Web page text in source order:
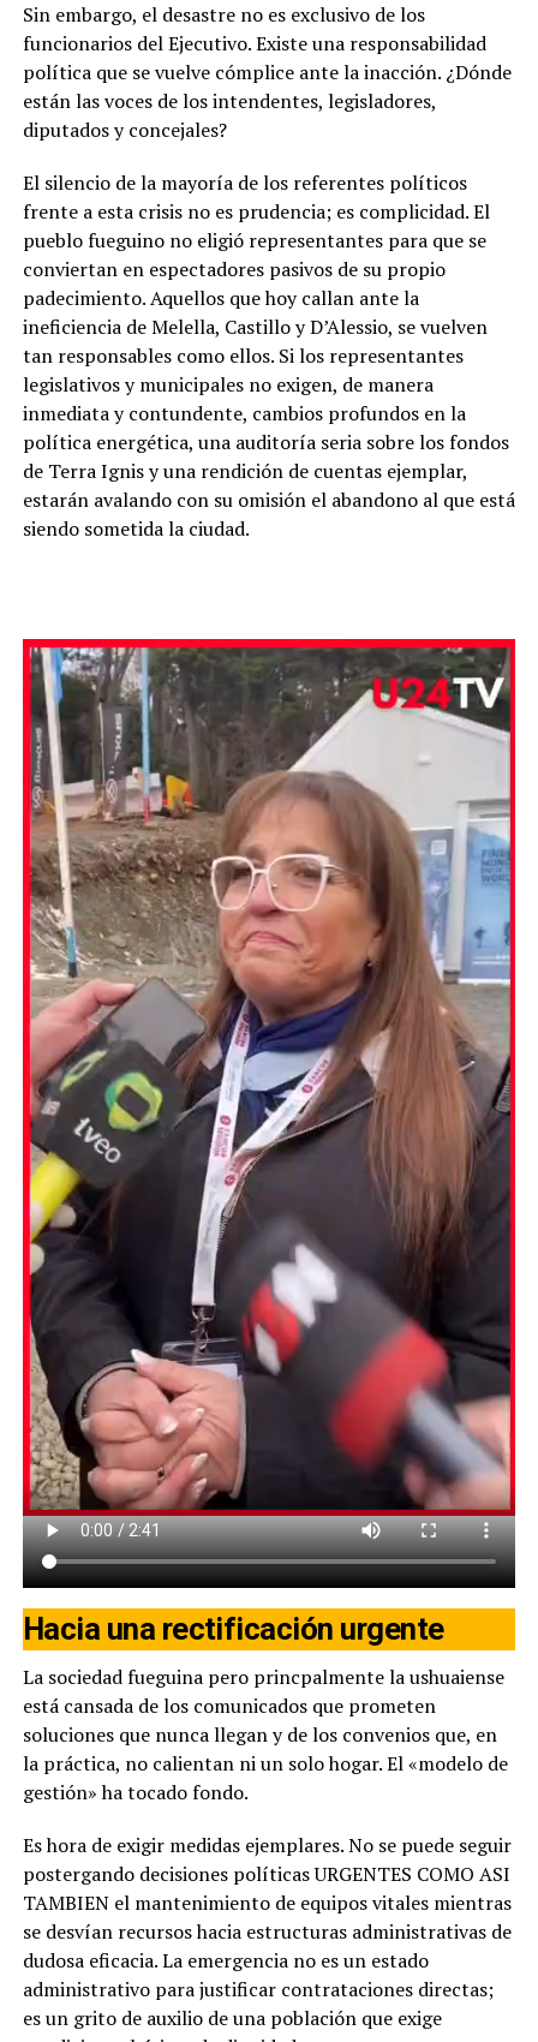
Sin embargo, el desastre no es exclusivo de los
funcionarios del Ejecutivo. Existe una responsabilidad
política que se vuelve cómplice ante la inacción. ¿Dónde
están las voces de los intendentes, legisladores,
diputados y concejales?
El silencio de la mayoría de los referentes políticos
frente a esta crisis no es prudencia; es complicidad. El
pueblo fueguino no eligió representantes para que se
conviertan en espectadores pasivos de su propio
padecimiento. Aquellos que hoy callan ante la
ineficiencia de Melella, Castillo y D’Alessio, se vuelven
tan responsables como ellos. Si los representantes
legislativos y municipales no exigen, de manera
inmediata y contundente, cambios profundos en la
política energética, una auditoría seria sobre los fondos
de Terra Ignis y una rendición de cuentas ejemplar,
estarán avalando con su omisión el abandono al que está
siendo sometida la ciudad.
Hacia una rectificación urgente
La sociedad fueguina pero princpalmente la ushuaiense
está cansada de los comunicados que prometen
soluciones que nunca llegan y de los convenios que, en
la práctica, no calientan ni un solo hogar. El «modelo de
gestión» ha tocado fondo.
Es hora de exigir medidas ejemplares. No se puede seguir
postergando decisiones políticas URGENTES COMO ASI
TAMBIEN el mantenimiento de equipos vitales mientras
se desvían recursos hacia estructuras administrativas de
dudosa eficacia. La emergencia no es un estado
administrativo para justificar contrataciones directas;
es un grito de auxilio de una población que exige